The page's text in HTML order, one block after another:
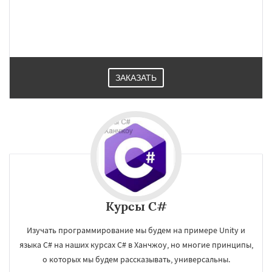
регионам
ЗАКАЗАТЬ
Курсы C#
Изучать программирование мы будем на примере Unity и
языка C# на наших курсах C# в Ханчжоу, но многие принципы,
о которых мы будем рассказывать, универсальны.
УЗНАТЬ ПОДРОБНЕЕ